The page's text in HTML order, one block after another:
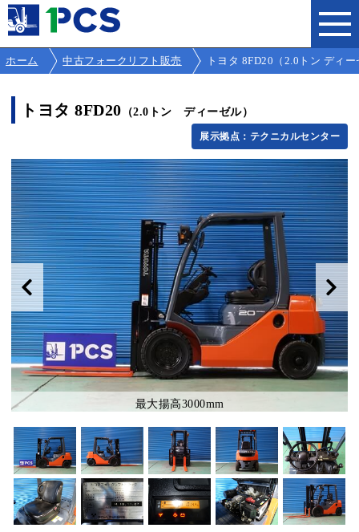
ホーム 中古フォークリフト販売 トヨタ 8FD20（2.0トン ディ
トヨタ 8FD20 （2.0トン ディーゼル）
展示拠点：テクニカルセンター
最大揚高3000mm